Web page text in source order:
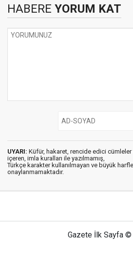
HABERE YORUM KAT
UYARI: Küfür, hakaret, rencide edici cümleler
içeren, imla kuralları ile yazılmamış,
Türkçe karakter kullanılmayan ve büyük
onaylanmamaktadır.
Gazete İlk Sayfa ©